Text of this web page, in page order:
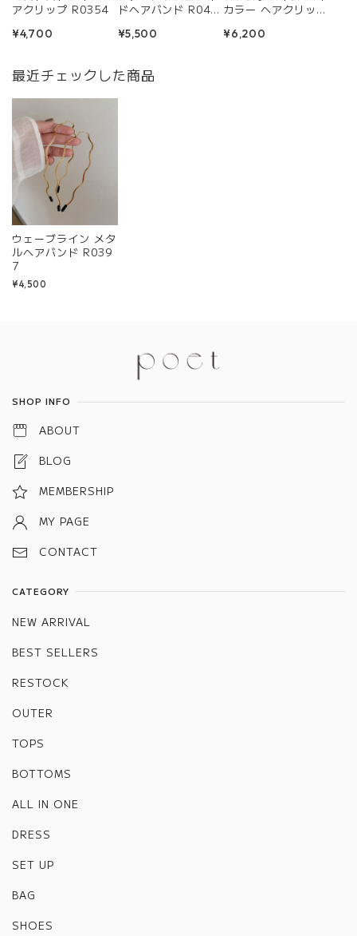
アクリップ R0354
¥4,700
ドヘアバンド R040
¥5,500
カラー ヘアクリップ
¥6,200
最近チェックした商品
ウェーブライン メタ
ルヘアバンド R039
7
¥4,500
SHOP INFO
ABOUT
BLOG
MEMBERSHIP
MY PAGE
CONTACT
CATEGORY
NEW ARRIVAL
BEST SELLERS
RESTOCK
OUTER
TOPS
BOTTOMS
ALL IN ONE
DRESS
SET UP
BAG
SHOES